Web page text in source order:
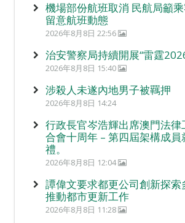
機場部份航班取消 民航局籲
留意航班動態
2026年8月8日 22:56
治安警察局持續開展“雷霆
2026年8月8日 15:40
涉殺人未遂內地男子被羈押
2026年8月8日 14:24
行政長官岑浩輝出席澳門法律
合會十周年 – 第四屆架構成員
禮。
2026年8月8日 12:04
譚偉文要求都更公司創新探索
推動都市更新工作
2026年8月8日 11:28